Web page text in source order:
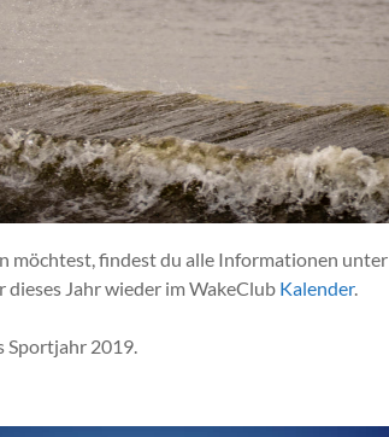
möchtest, findest du alle Informationen unter
Jahr wieder im WakeClub Kalender.
Sportjahr 2019.